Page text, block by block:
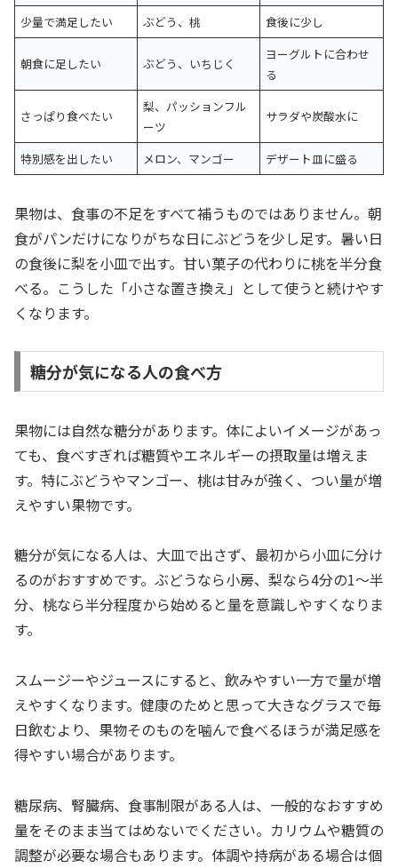
少量で満足したい
ぶどう、桃 食後に少し
朝食に足したい ぶどう、いちじく
ヨーグルトに合わせ
る
さっぱり食べたい
梨、パッションフル
ーツ
サラダや炭酸水に
特別感を出したい メロン、マンゴー デザート皿に盛る
果物は、食事の不足をすべて補うものではありません。朝
食がパンだけになりがちな日にぶどうを少し足す。暑い日
の食後に梨を小皿で出す。甘い菓子の代わりに桃を半分食
べる。こうした「小さな置き換え」として使うと続けやす
くなります。
糖分が気になる人の食べ方
果物には自然な糖分があります。体によいイメージがあっ
ても、食べすぎれば糖質やエネルギーの摂取量は増えま
す。特にぶどうやマンゴー、桃は甘みが強く、つい量が増
えやすい果物です。
糖分が気になる人は、大皿で出さず、最初から小皿に分け
るのがおすすめです。ぶどうなら小房、梨なら4分の1〜半
分、桃なら半分程度から始めると量を意識しやすくなりま
す。
スムージーやジュースにすると、飲みやすい一方で量が増
えやすくなります。健康のためと思って大きなグラスで毎
日飲むより、果物そのものを噛んで食べるほうが満足感を
得やすい場合があります。
糖尿病、腎臓病、食事制限がある人は、一般的なおすすめ
量をそのまま当てはめないでください。カリウムや糖質の
調整が必要な場合もあります。体調や持病がある場合は個